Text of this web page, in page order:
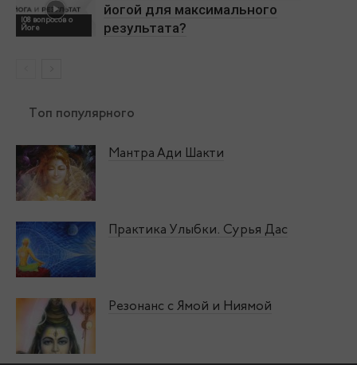
108 вопросов о
Йоге
йогой для максимального
результата?
Топ популярного
Мантра Ади Шакти
Практика Улыбки. Сурья Дас
Резонанс с Ямой и Ниямой